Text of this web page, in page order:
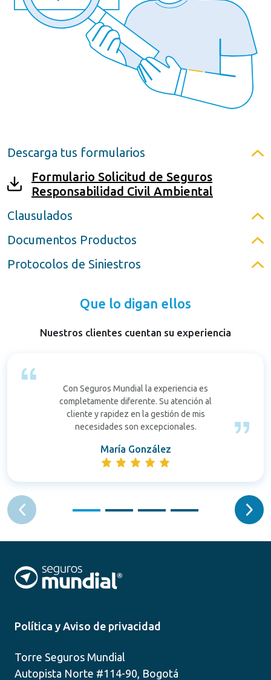
Descarga tus formularios
Formulario Solicitud de Seguros
Responsabilidad Civil Ambiental
Clausulados
Documentos Productos
Protocolos de Siniestros
Que lo digan ellos
Nuestros clientes cuentan su experiencia
Con Seguros Mundial la experiencia es
completamente diferente. Su atención al
cliente y rapidez en la gestión de mis
necesidades son excepcionales.
María González
Política y Aviso de privacidad
Torre Seguros Mundial
Autopista Norte #114-90, Bogotá